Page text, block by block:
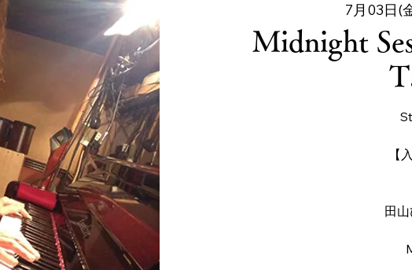
7月03日(
Midnight
【
田